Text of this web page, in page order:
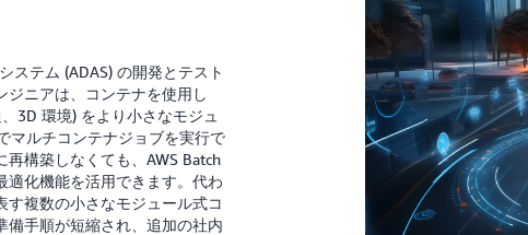
ステム (ADAS) の開発とテスト
ニアは、コンテナを使用し
3D 環境) をより小さなモジュ
マルチコンテナジョブを実行で
構築しなくても、AWS Batch
適化機能を活用できます。代わ
複数の小さなモジュール式コ
備手順が短縮され、追加の社内